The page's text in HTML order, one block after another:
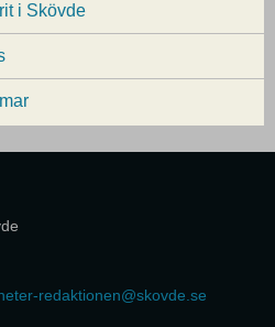
i Skövde
redaktionen@skovde.se